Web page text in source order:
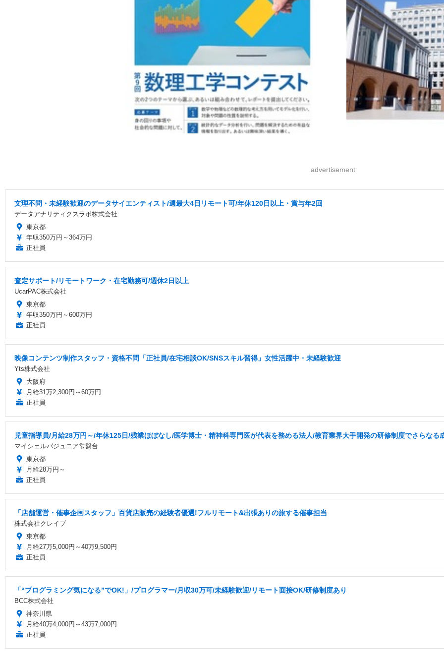
advertisement
文理不問・未経験歓迎のデータサイエンティスト/週最大4日リモート可/年休120日以上・賞与年2回
データアナリティクスラボ株式会社
東京都
年収350万円～364万円
正社員
査定サポート/リモートワーク・在宅勤務可/週休2日以上
UcarPAC株式会社
東京都
年収350万円～600万円
正社員
映像コンテンツ制作スタッフ・資格不問「正社員/在宅相談OK/SNSスキル習得」女性活躍中・未経験歓迎
Yts株式会社
大阪府
月給31万2,300円～60万円
正社員
児童指導員/月給28万円～/年休125日/残業ほぼなし/医学博士・精神科専門医が代表を務める法人/教育業界大手開発の研修制度でさらなる
マイシェルパジュニア常盤台
東京都
月給28万円～
正社員
「店舗運営・催事企画スタッフ」百貨店販売の経験者優遇!フルリモート&出張ありの旅する催事担当
株式会社クレイブ
東京都
月給27万5,000円～40万9,500円
正社員
「“プログラミング気になる”でOK!」/プログラマー/月収30万可/未経験歓迎/リモート面接OK/研修制度あり
BCC株式会社
神奈川県
月給40万4,000円～43万7,000円
正社員